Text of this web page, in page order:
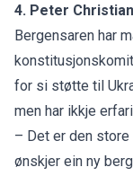
4. Peter
Bergensaren har
for si støtte til
men har ikkje
– Det er den
ønskjer ein ny